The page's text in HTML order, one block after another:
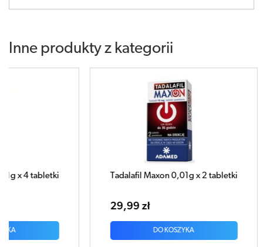
Inne produkty z kategorii
Tadalafil Maxon 0,01g x 2 tabletki